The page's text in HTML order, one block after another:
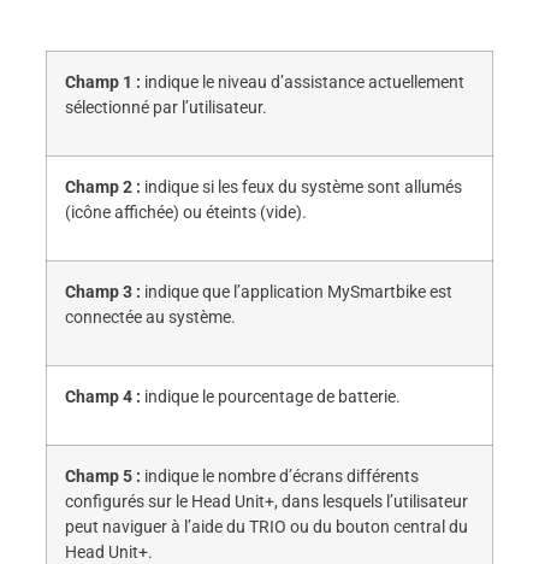
Champ 1 : indique le niveau d’assistance actuellement
sélectionné par l’utilisateur.
Champ 2 : indique si les feux du système sont allumés
(icône affichée) ou éteints (vide).
Champ 3 : indique que l’application MySmartbike est
connectée au système.
Champ 4 : indique le pourcentage de batterie.
Champ 5 : indique le nombre d’écrans différents
configurés sur le Head Unit+, dans lesquels l’utilisateur
peut naviguer à l’aide du TRIO ou du bouton central du
Head Unit+.